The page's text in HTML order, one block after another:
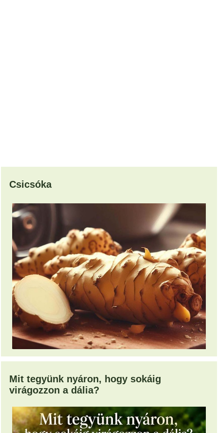
Csicsóka
Mit tegyünk nyáron, hogy sokáig
virágozzon a dália?